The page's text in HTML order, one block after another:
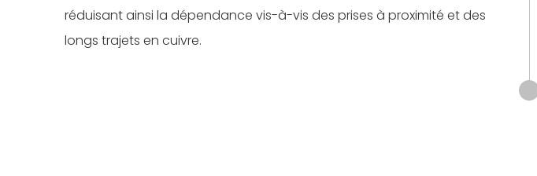
réduisant ainsi la dépendance vis-à-vis des prises à proximité et des
longs trajets en cuivre.